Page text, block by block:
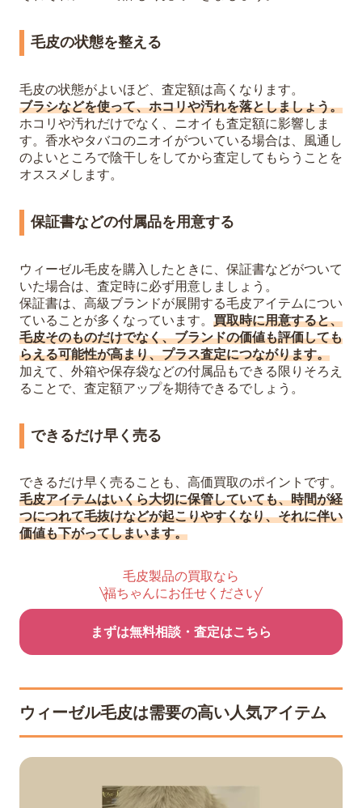
毛皮の状態を整える
毛皮の状態がよいほど、査定額は高くなります。
ブラシなどを使って、ホコリや汚れを落としましょう。
ホコリや汚れだけでなく、ニオイも査定額に影響しま
す。香水やタバコのニオイがついている場合は、風通し
のよいところで陰干しをしてから査定してもらうことを
オススメします。
保証書などの付属品を用意する
ウィーゼル毛皮を購入したときに、保証書などがついて
いた場合は、査定時に必ず用意しましょう。
保証書は、高級ブランドが展開する毛皮アイテムについ
ていることが多くなっています。 買取時に用意すると、
毛皮そのものだけでなく、ブランドの価値も評価しても
らえる可能性が高まり、プラス査定につながります。
加えて、外箱や保存袋などの付属品もできる限りそろえ
ることで、査定額アップを期待できるでしょう。
できるだけ早く売る
できるだけ早く売ることも、高価買取のポイントです。
毛皮アイテムはいくら大切に保管していても、時間が経
つにつれて毛抜けなどが起こりやすくなり、それに伴い
価値も下がってしまいます。
毛皮製品の買取なら
福ちゃんにお任せください
まずは無料相談・査定はこちら
ウィーゼル毛皮は需要の高い人気アイテム